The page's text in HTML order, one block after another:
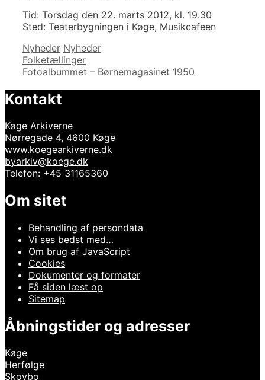
Tid: Torsdag den 22. marts 2012, kl. 19.30
Sted: Teaterbygningen i Køge, Musikcafeen
Kategorier
Nyheder Tags
Nyheder
Indlægsnavigation
Folketællinger
Fotoalbummet – Børnemagasinet 1950
Kontakt
Køge Arkiverne
Nørregade 4, 4600 Køge
www.koegearkiverne.dk
byarkiv@koege.dk
Telefon: +45 31165360
Om sitet
Behandling af persondata
Vi ses bedst med…
Om brug af JavaScript
Cookies
Dokumenter og formater
Få siden læst op
Sitemap
Åbningstider og adresser
Køge
Herfølge
Skovbo